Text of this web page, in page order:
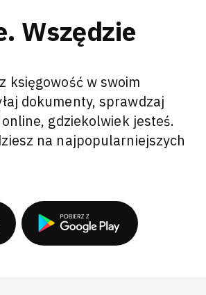
Wszędzie
księgowość w swoim
dokumenty, sprawdzaj
gdziekolwiek jesteś.
na najpopularniejszych